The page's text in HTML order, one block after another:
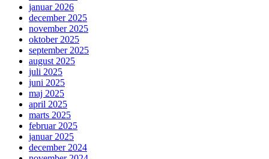
januar 2026
december 2025
november 2025
oktober 2025
september 2025
august 2025
juli 2025
juni 2025
maj 2025
april 2025
marts 2025
februar 2025
januar 2025
december 2024